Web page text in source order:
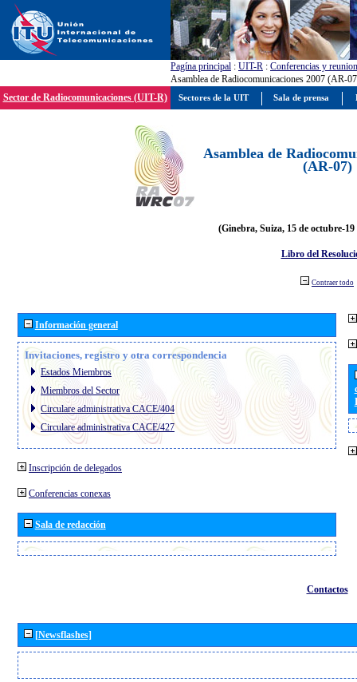
Pagína principal : UIT-R : Conferencias y
Asamblea de Radiocomunicaciones 2007 (AR-
Sector de Radiocomunicaciones (UIT-R)
Asamblea de
(AR-07)
(Ginebra, Suiza, 15 de octubre-19
Libro del
Contraer todo
Información general
Invitaciones, registro y otra correspondencia
Estados Miembros
Miembros del Sector
Circulare administrativa CACE/404
Circulare administrativa CACE/427
Inscripción de delegados
Conferencias conexas
Sala de redacción
Contactos
[Newsflashes]
Sectores de la UIT Sala de prensa